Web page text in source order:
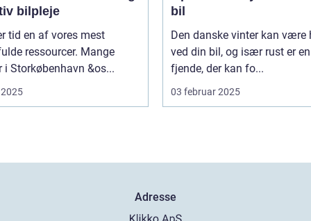
bilpleje
tid en af vores mest
ressourcer. Mange
i Storkøbenhavn &os...
bil
Den danske vinter kan være
ved din bil, og især rust er en
fjende, der kan fo...
03 februar 2025
Adresse